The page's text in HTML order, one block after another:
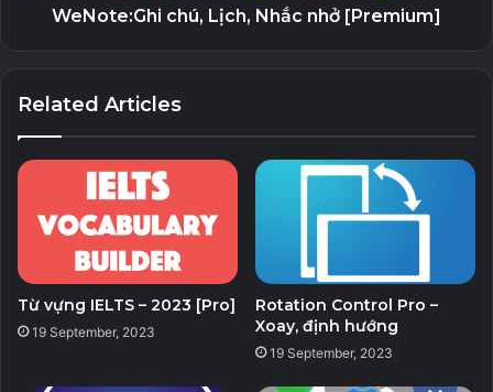
WeNote:Ghi chú, Lịch, Nhắc nhở [Premium]
Related Articles
Từ vựng IELTS – 2023 [Pro]
19 September, 2023
Rotation Control Pro –
Xoay, định hướng
19 September, 2023